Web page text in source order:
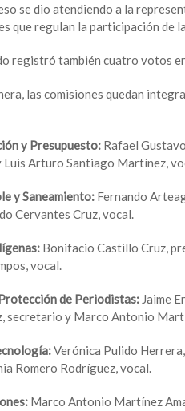
se dio atendiendo a la
que regulan la participación de
registró también cuatro votos
las comisiones quedan
y Presupuesto: Rafael
Luis Arturo Santiago Martínez,
y Saneamiento: Fernando
Cervantes Cruz, vocal.
Bonifacio Castillo Cruz,
vocal.
de Periodistas: Jaime
secretario y Marco Antonio
Verónica Pulido
Romero Rodríguez, vocal.
Marco Antonio Martínez